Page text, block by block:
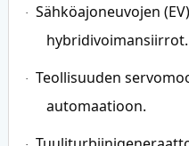
· Sähköajoneuvojen
hybridivoimansiirrot.
· Teollisuuden
automaatioon.